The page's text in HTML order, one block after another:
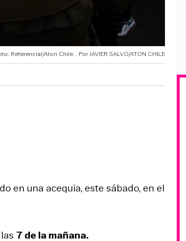
Referencial/Aton Chile. JAVIER SALVO/ATON CHILE
en una acequia, este sábado, en el
7 de la mañana.